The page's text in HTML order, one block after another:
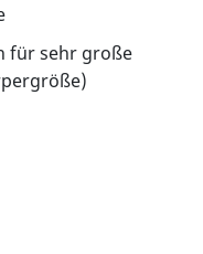
für sehr große